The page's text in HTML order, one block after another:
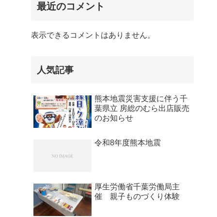
最近のコメント
表示できるコメントはありません。
人気記事
熊本地震災害支援に伴う千
葉県立 房総のむら出店販売
のお知らせ
令和8年度熊本地震
厚生労働省千葉労働局主
催 親子ものづくり体験